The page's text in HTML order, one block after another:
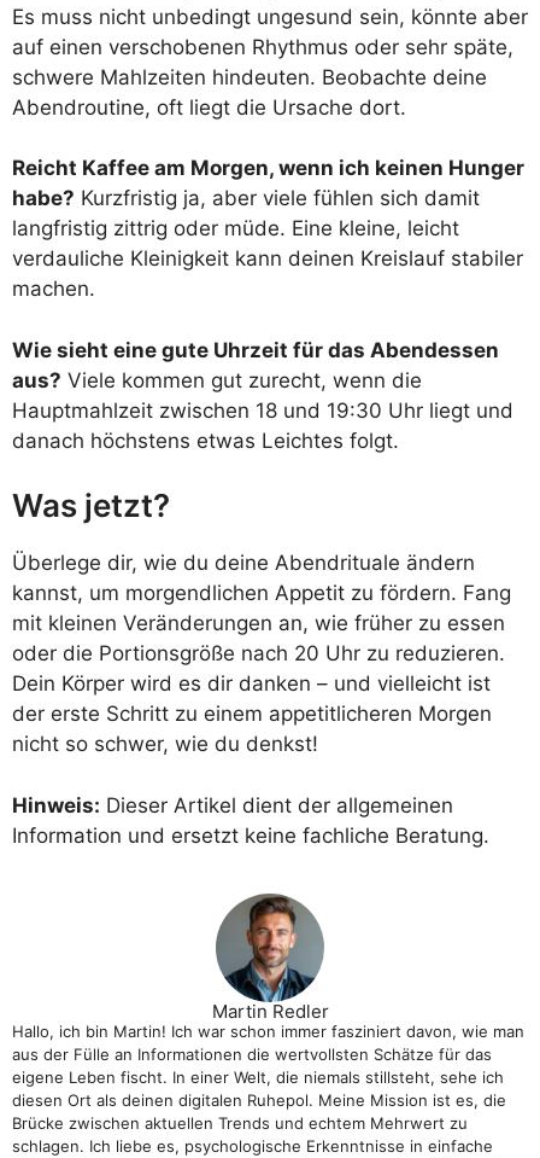
Es muss nicht unbedingt ungesund sein, könnte aber
auf einen verschobenen Rhythmus oder sehr späte,
schwere Mahlzeiten hindeuten. Beobachte deine
Abendroutine, oft liegt die Ursache dort.
Reicht Kaffee am Morgen, wenn ich keinen Hunger
habe? Kurzfristig ja, aber viele fühlen sich damit
langfristig zittrig oder müde. Eine kleine, leicht
verdauliche Kleinigkeit kann deinen Kreislauf stabiler
machen.
Wie sieht eine gute Uhrzeit für das Abendessen
aus? Viele kommen gut zurecht, wenn die
Hauptmahlzeit zwischen 18 und 19:30 Uhr liegt und
danach höchstens etwas Leichtes folgt.
Was jetzt?
Überlege dir, wie du deine Abendrituale ändern
kannst, um morgendlichen Appetit zu fördern. Fang
mit kleinen Veränderungen an, wie früher zu essen
oder die Portionsgröße nach 20 Uhr zu reduzieren.
Dein Körper wird es dir danken – und vielleicht ist
der erste Schritt zu einem appetitlicheren Morgen
nicht so schwer, wie du denkst!
Hinweis: Dieser Artikel dient der allgemeinen
Information und ersetzt keine fachliche Beratung.
Martin Redler
Hallo, ich bin Martin! Ich war schon immer fasziniert davon, wie man
aus der Fülle an Informationen die wertvollsten Schätze für das
eigene Leben fischt. In einer Welt, die niemals stillsteht, sehe ich
diesen Ort als deinen digitalen Ruhepol. Meine Mission ist es, die
Brücke zwischen aktuellen Trends und echtem Mehrwert zu
schlagen. Ich liebe es, psychologische Erkenntnisse in einfache